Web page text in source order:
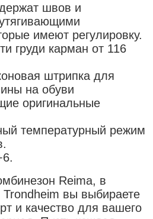
швов и
имеют регулировку.
груди карман от 116
штрипка для
на обуви
оригинальные
температурный режим
Reima, в
Trondheim вы выбираете
и качество для вашего